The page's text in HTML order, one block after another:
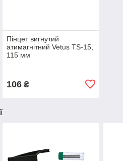
Пінцет вигнутий
атимагнітний Vetus TS-15,
115 мм
106₴